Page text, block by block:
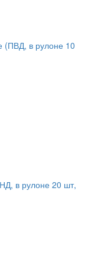
(ПВД, в рулоне 10
в рулоне 20 шт,